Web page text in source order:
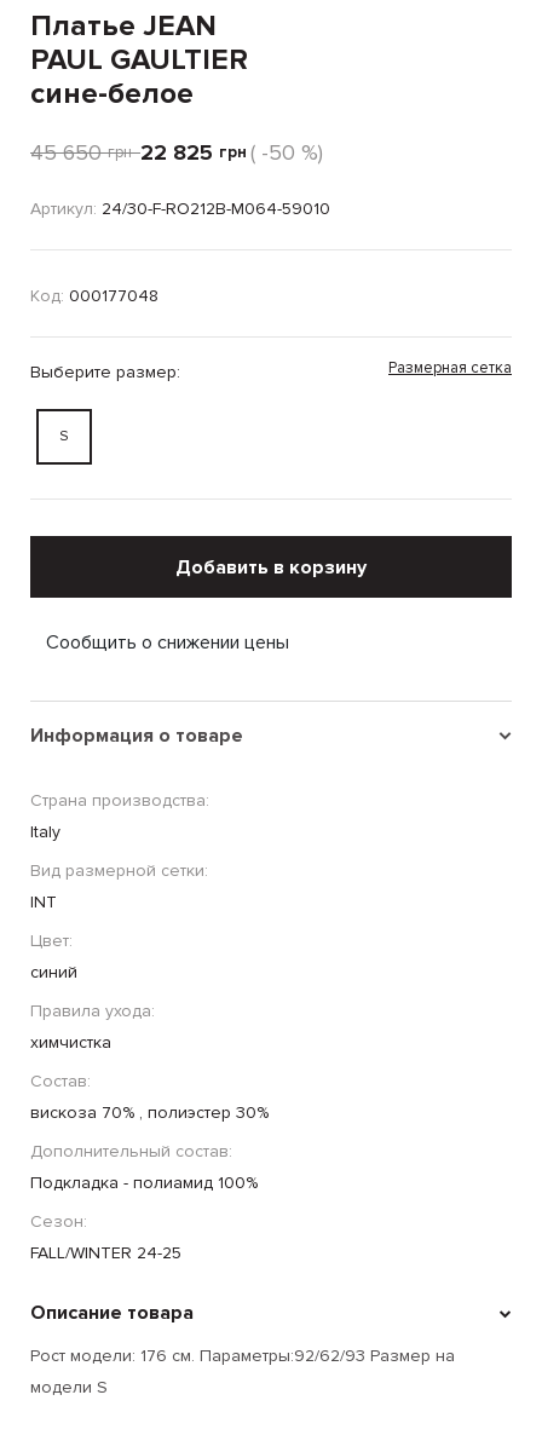
Платье JEAN
PAUL GAULTIER
сине-белое
45 650 грн 22 825 грн ( -50 %)
Артикул: 24/30-F-RO212B-M064-59010
Код: 000177048
Выберите размер:
S
Размерная сетка
Добавить в корзину
Сообщить о снижении цены
Информация о товаре
Страна производства:
Italy
Вид размерной сетки:
INT
Цвет:
синий
Правила ухода:
химчистка
Состав:
вискоза 70% , полиэстер 30%
Дополнительный состав:
Подкладка - полиамид 100%
Сезон:
FALL/WINTER 24-25
Описание товара
Рост модели: 176 см. Параметры:92/62/93 Размер на
модели S